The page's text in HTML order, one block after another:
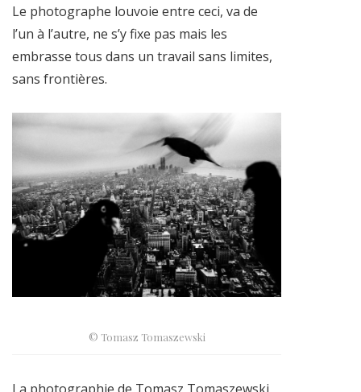
Le photographe louvoie entre ceci, va de
l’un à l’autre, ne s’y fixe pas mais les
embrasse tous dans un travail sans limites,
sans frontières.
© Tomasz Tomaszewski